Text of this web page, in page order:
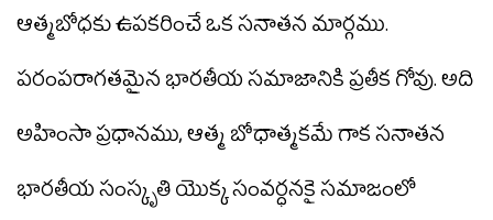
ఆత్మబోధకు ఉపకరించే ఒక సనాతన మార్గము.
పరంపరాగతమైన భారతీయ సమాజానికి ప్రతీక గోవు. అది
అహింసా ప్రధానము, ఆత్మ బోధాత్మకమే గాక సనాతన
భారతీయ సంస్కృతి యొక్క సంవర్ధనకై సమాజంలో